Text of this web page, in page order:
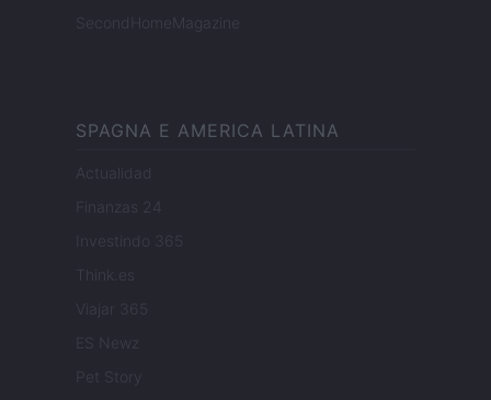
SecondHomeMagazine
SPAGNA E AMERICA LATINA
Actualidad
Finanzas 24
Investindo 365
Think.es
Viajar 365
ES Newz
Pet Story